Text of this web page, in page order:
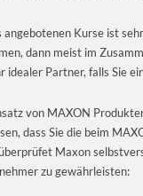
Kurse ist
dann meist im
idealer Partner, falls Sie
von MAXON
dass Sie die beim
Maxon
zu gewährleisten: